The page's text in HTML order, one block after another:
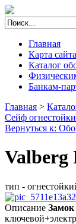
Главная
Карта сайта
Каталог
Банкам-
Главная >
Сейф
Вернуться к:
Valberg
тип -
Описание Замок